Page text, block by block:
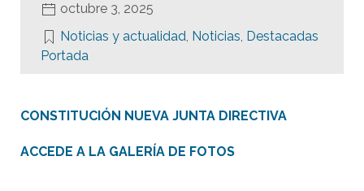
octubre 3, 2025
Noticias y actualidad, Noticias, Destacadas
Portada
CONSTITUCIÓN NUEVA JUNTA DIRECTIVA
ACCEDE A LA GALERÍA DE FOTOS